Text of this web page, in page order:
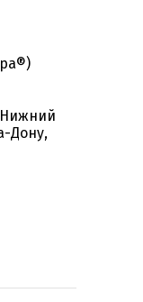
Нижний
Дону,